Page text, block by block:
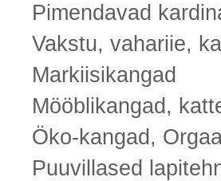
Pimendavad
Vakstu, vahariie,
Markiisikangad
Mööblikangad,
Öko-kangad,
Puuvillased